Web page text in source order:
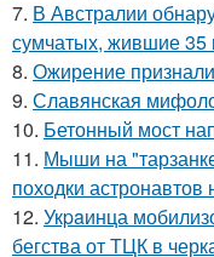
7. В Австралии
сумчатых, жившие 35
8. Ожирение
9. Славянская
10. Бетонный мост
11. Мыши на
походки астронавтов
12. Укpaинца
бегства от ТЦК в